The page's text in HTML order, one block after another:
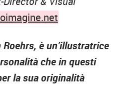
èun’illustratrice
àche in questi
la sua originalità